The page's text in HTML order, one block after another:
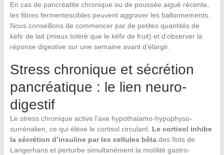
En cas de pancréatite chronique ou de poussée aiguë récente,
les fibres fermentescibles peuvent aggraver les ballonnements.
Nous conseillons de commencer par de petites quantités de
kéfir de lait (mieux toléré que le kéfir de fruit) et d’observer la
réponse digestive sur une semaine avant d’élargir.
Stress chronique et sécrétion
pancréatique : le lien neuro-
digestif
Le stress chronique active l’axe hypothalamo-hypophyso-
surrénalien, ce qui élève le cortisol circulant. Le cortisol inhibe
la sécrétion d’insuline par les cellules bêtades îlots de
Langerhans et perturbe simultanément la motilité gastro-